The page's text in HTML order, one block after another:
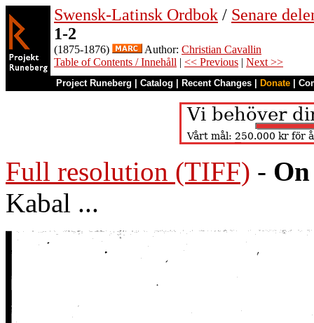
Swensk-Latinsk Ordbok / Senare
1-2
(1875-1876) Author: Christian Cavallin
Table of Contents / Innehåll | << Previous | Next >>
Project Runeberg Catalog Recent Changes Donate
Full resolution (TIFF) -
Kabal ...